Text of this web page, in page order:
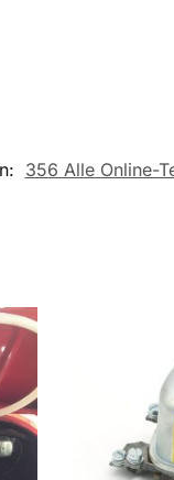
356 Alle Online-